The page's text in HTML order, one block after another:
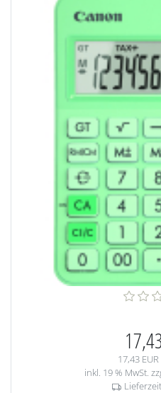
17,43
inkl. 19 % MwSt.